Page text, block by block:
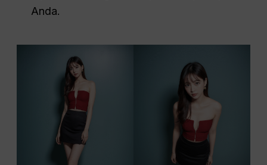
Anda.